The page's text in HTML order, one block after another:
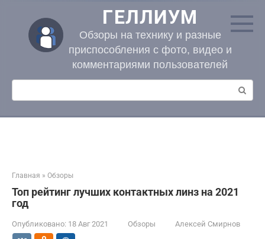
контенту
ГЕЛЛИУМ
Обзоры на технику и разные
приспособления с фото, видео и
комментариями пользователей
Поиск:
Главная » Обзоры
Топ рейтинг лучших контактных линз на 2021
год
Опубликовано: 18 Авг 2021 Обзоры Алексей Смирнов